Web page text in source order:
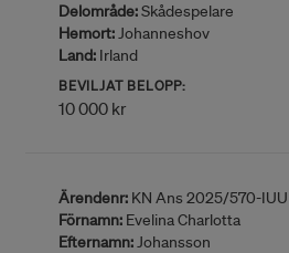
Delområde:Skådespelare
Hemort:Johanneshov
Land: Irland
BEVILJAT BELOPP:
10 000 kr
Ärendenr: KN Ans 2025/570-IUU
Förnamn: Evelina Charlotta
Efternamn:Johansson